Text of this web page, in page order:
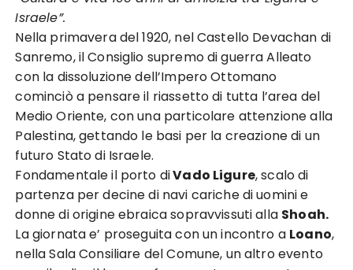
Israele”.
Nella primavera del 1920, nel Castello Devachan di
Sanremo, il Consiglio supremo di guerra Alleato
con la dissoluzione dell’Impero Ottomano
cominciò a pensare il riassetto di tutta l’area del
Medio Oriente, con una particolare attenzione alla
Palestina, gettando le basi per la creazione di un
futuro Stato di Israele.
Fondamentale il porto diVado Ligure, scalo di
partenza per decine di navi cariche di uomini e
donne di origine ebraica sopravvissuti alla Shoah.
La giornata e’ proseguita con un incontro a Loano,
nella Sala Consiliare del Comune, un altro evento